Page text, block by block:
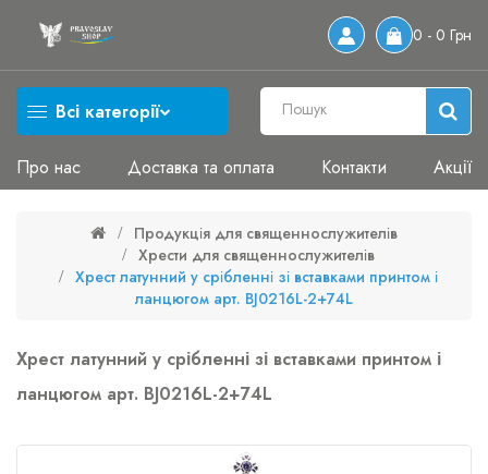
0 - 0 Грн
Всі категорії
Про нас Доставка та оплата Контакти Акції
Продукція для священнослужителів
Хрести для священнослужителів
Хрест латунний у срібленні зі вставками принтом і
ланцюгом арт. BJ0216L-2+74L
Хрест латунний у срібленні зі вставками принтом і
ланцюгом арт. BJ0216L-2+74L